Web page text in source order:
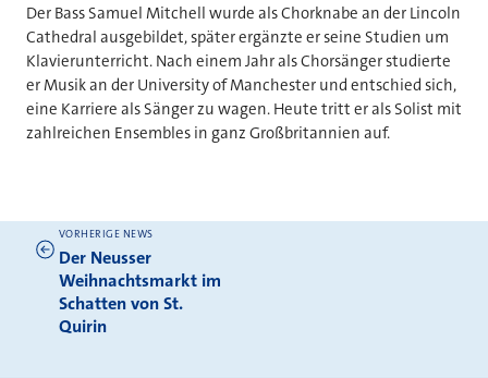
Der Bass Samuel Mitchell wurde als Chorknabe an der Lincoln
Cathedral ausgebildet, später ergänzte er seine Studien um
Klavierunterricht. Nach einem Jahr als Chorsänger studierte
er Musik an der University of Manchester und entschied sich,
eine Karriere als Sänger zu wagen. Heute tritt er als Solist mit
zahlreichen Ensembles in ganz Großbritannien auf.
Weitere News
VORHERIGE NEWS
Der Neusser
Weihnachtsmarkt im
Schatten von St.
Quirin